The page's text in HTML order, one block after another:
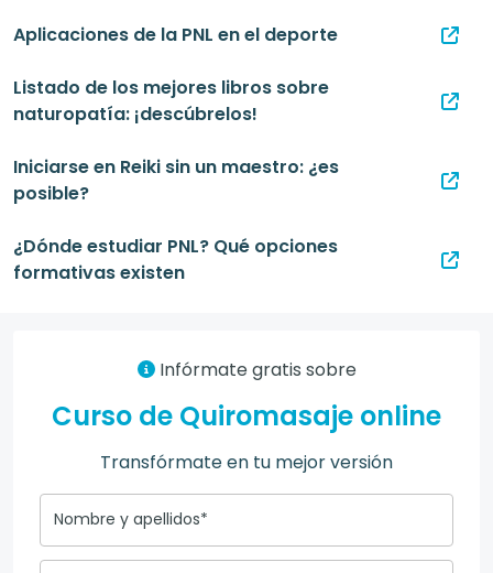
Aplicaciones de la PNL en el deporte
Listado de los mejores libros sobre
naturopatía: ¡descúbrelos!
Iniciarse en Reiki sin un maestro: ¿es
posible?
¿Dónde estudiar PNL? Qué opciones
formativas existen
Infórmate gratis sobre
Curso de Quiromasaje online
Transfórmate en tu mejor versión
Nombre y apellidos*